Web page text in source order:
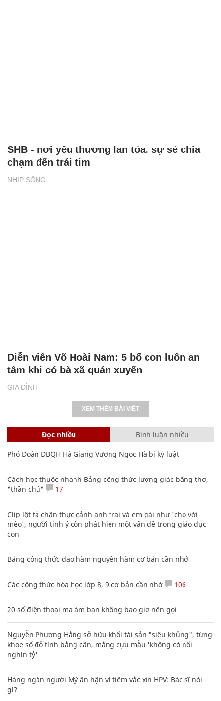
NHỊP SỐNG
SHB - nơi yêu thương lan tỏa, sự sẻ chia
chạm đến trái tim
GIA ĐÌNH
Diễn viên Võ Hoài Nam: 5 bố con luôn an
tâm khi có bà xã quán xuyến
XEM THÊM BÀI VIẾT
Đọc nhiều Bình luận nhiều
Phó Đoàn ĐBQH Hà Giang Vương Ngọc Hà bị kỷ luật
Cách học thuộc nhanh Bảng công thức lượng giác bằng thơ,
"thần chú"
17
Clip lột tả chân thực cảnh anh trai và em gái như 'chó với
mèo', người tinh ý còn phát hiện một vấn đề trong giáo dục
con
Bảng công thức đạo hàm nguyên hàm cơ bản cần nhớ
Các công thức hóa học lớp 8, 9 cơ bản cần nhớ 106
20 số điện thoại ma ám bạn không bao giờ nên gọi
Nguyễn Phương Hằng sở hữu khối tài sản "siêu khủng", từng
khoe sổ đỏ tính bằng cân, mắng cựu mẫu 'không có nổi
nghìn tỷ'
Hàng ngàn người Mỹ ân hận vì tiêm vắc xin HPV: Bác sĩ nói
gì?